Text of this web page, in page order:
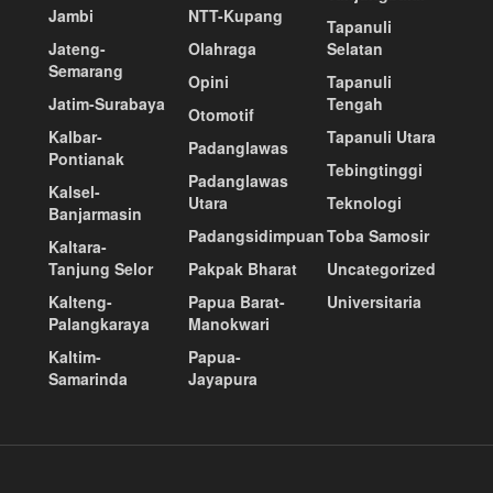
Jambi
Jateng-
Semarang
Jatim-Surabaya
Kalbar-
Pontianak
Kalsel-
Banjarmasin
Kaltara-
Tanjung Selor
Kalteng-
Palangkaraya
Kaltim-
Samarinda
NTT-Kupang
Olahraga
Opini
Otomotif
Padanglawas
Padanglawas
Utara
Padangsidimpuan
Pakpak Bharat
Papua Barat-
Manokwari
Papua-
Jayapura
Tapanuli
Selatan
Tapanuli
Tengah
Tapanuli Utara
Tebingtinggi
Teknologi
Toba Samosir
Uncategorized
Universitaria